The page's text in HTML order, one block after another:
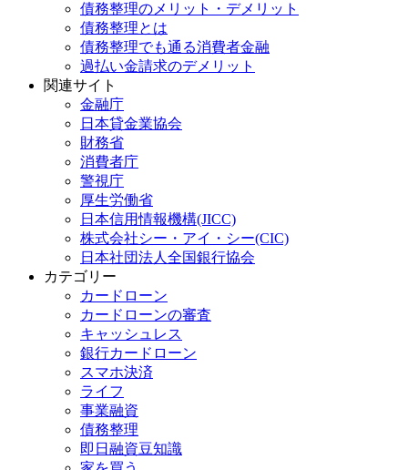
債務整理のメリット・デメリット
債務整理とは
債務整理でも通る消費者金融
過払い金請求のデメリット
関連サイト
金融庁
日本貸金業協会
財務省
消費者庁
警視庁
厚生労働省
日本信用情報機構(JICC)
株式会社シー・アイ・シー(CIC)
日本社団法人全国銀行協会
カテゴリー
カードローン
カードローンの審査
キャッシュレス
銀行カードローン
スマホ決済
ライフ
事業融資
債務整理
即日融資豆知識